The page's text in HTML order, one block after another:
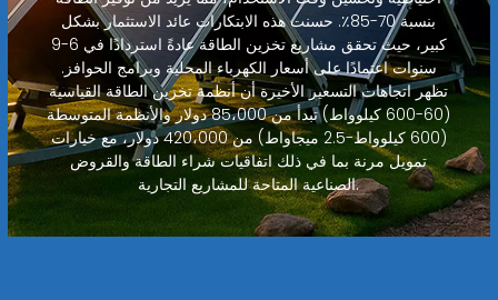
بنسبة 70-85٪. حسنت هذه الابتكارات عائد الاستثمار بشكل
كبير، حيث تحقق مشاريع تخزين الطاقة عادةً استردادًا في 6-9
سنوات اعتمادًا على أسعار الكهرباء المحلية وبرامج الحوافز.
تظهر اتجاهات التسعير الأخيرة أن أنظمة تخزين الطاقة القياسية
(60-600 كيلوواط) تبدأ من 85،000 دولار والأنظمة المتوسطة
(600 كيلوواط-2.5 ميجاواط) من 420،000 دولار، مع خيارات
تمويل مرنة بما في ذلك اتفاقيات شراء الطاقة والقروض
الصناعية المتاحة للمشاريع التجارية.